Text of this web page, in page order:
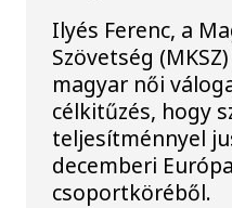
Ilyés Ferenc, a
Szövetség
magyar női
célkitűzés, hogy
teljesítménnyel
decemberi
csoportköréből.